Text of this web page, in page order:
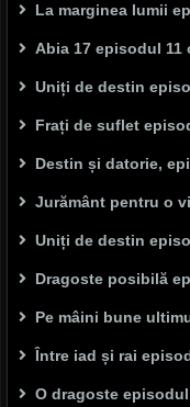
La marginea lumii
Abia 17 episodul
Uniți de destin
Frați de suflet
Destin și datorie,
Jurământ pentru o
Uniți de destin
Dragoste posibilă
Pe mâini bune
Între iad și rai
O dragoste